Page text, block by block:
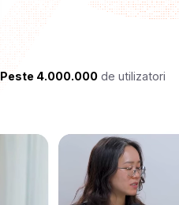
Peste 4.000.000de utilizatori